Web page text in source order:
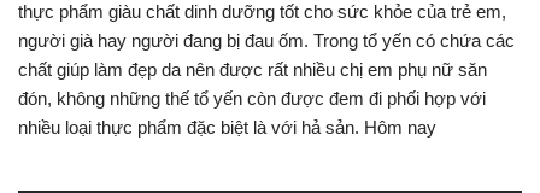
thực phẩm giàu chất dinh dưỡng tốt cho sức khỏe của trẻ em,
người già hay người đang bị đau ốm. Trong tổ yến có chứa các
chất giúp làm đẹp da nên được rất nhiều chị em phụ nữ săn
đón, không những thế tổ yến còn được đem đi phối hợp với
nhiều loại thực phẩm đặc biệt là với hả sản. Hôm nay